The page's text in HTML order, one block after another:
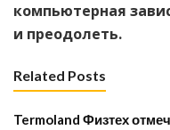
компьютерная
и преодолеть.
Related Posts
Termoland Физтех